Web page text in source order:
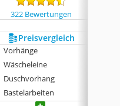
322 Bewertungen
Preis­vergleich
Vorhänge
Wäscheleine
Duschvorhang
Bastelarbeiten